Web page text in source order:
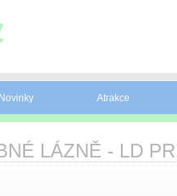
Novinky Atrakce
LÁZNĚ - LD